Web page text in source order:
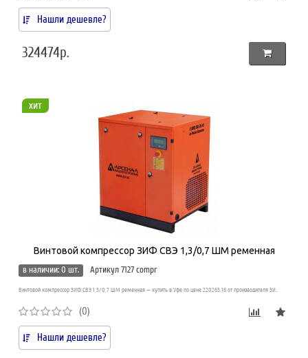
Нашли дешевле?
324474р.
хит
Винтовой компрессор ЗИФ СВЭ 1,3/0,7 ШМ ременная
в наличии: 0 шт.
Артикул 7127 compr
Винтовой компрессор ЗИФ СВЭ 1,3/0,7 ШМ ременная — купить в Уфе по цене 220263.16 от производителя ЗИ..
(0)
Нашли дешевле?